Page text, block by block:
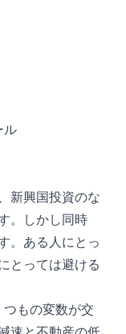
ル
新興国投資のな
。しかし同時
。ある人にとっ
とっては避ける
もの変数が交